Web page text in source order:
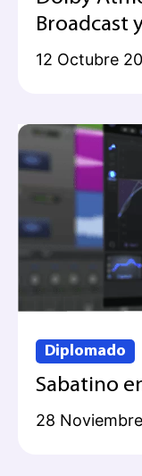
Broadcast
12 Octubre
Diplomado
Sabatino
28